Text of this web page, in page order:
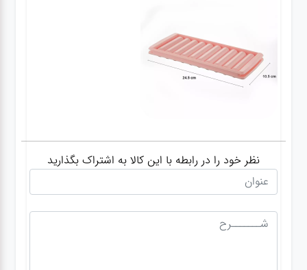
نظر خود را در رابطه با این کالا به اشتراک بگذارید